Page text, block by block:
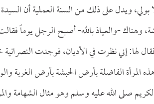
ويدل على ذلك من السنة العملية أن
وهناك -والعياذ بالله- أصبح الرجل يوماً
لها: إني نظرت في الأديان، فوجدت
المرأة الفاضلة بأرض الحبشة بأرض الغربة
صلى الله عليه وسلم وهو مثال الشهامة